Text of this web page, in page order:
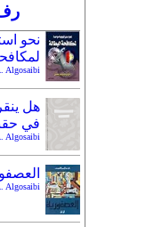
نحو
Algosaibi
هل
في
Algosaibi
Algosaibi